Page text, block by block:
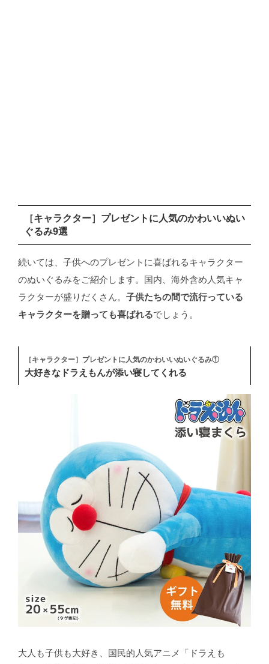
［キャラクター］プレゼントに人気のかわいいぬい
ぐるみ9選
続いては、子供へのプレゼントに喜ばれるキャラクター
のぬいぐるみをご紹介します。国内、海外含め人気キャ
ラクターが盛りだくさん。 子供たちの間で流行っている
キャラクターを贈っても喜ばれるでしょう。
［キャラクター］プレゼントに人気のかわいいぬいぐるみ①
大好きなドラえもんが添い寝してくれる
大人も子供も大好き、国民的人気アニメ「ドラえも